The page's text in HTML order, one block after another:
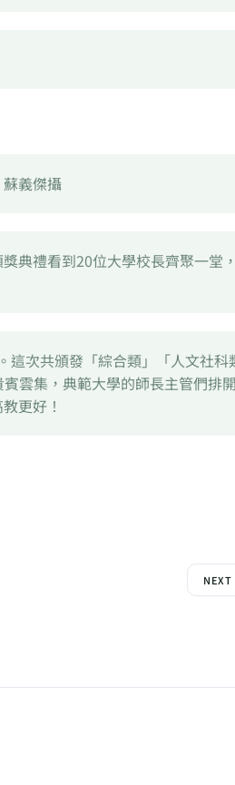
義傑攝
典禮看到20位大學校長齊聚一堂
這次共頒發「綜合類」「人文社科
雲集，典範大學的師長主管們排
更好！
NEXT